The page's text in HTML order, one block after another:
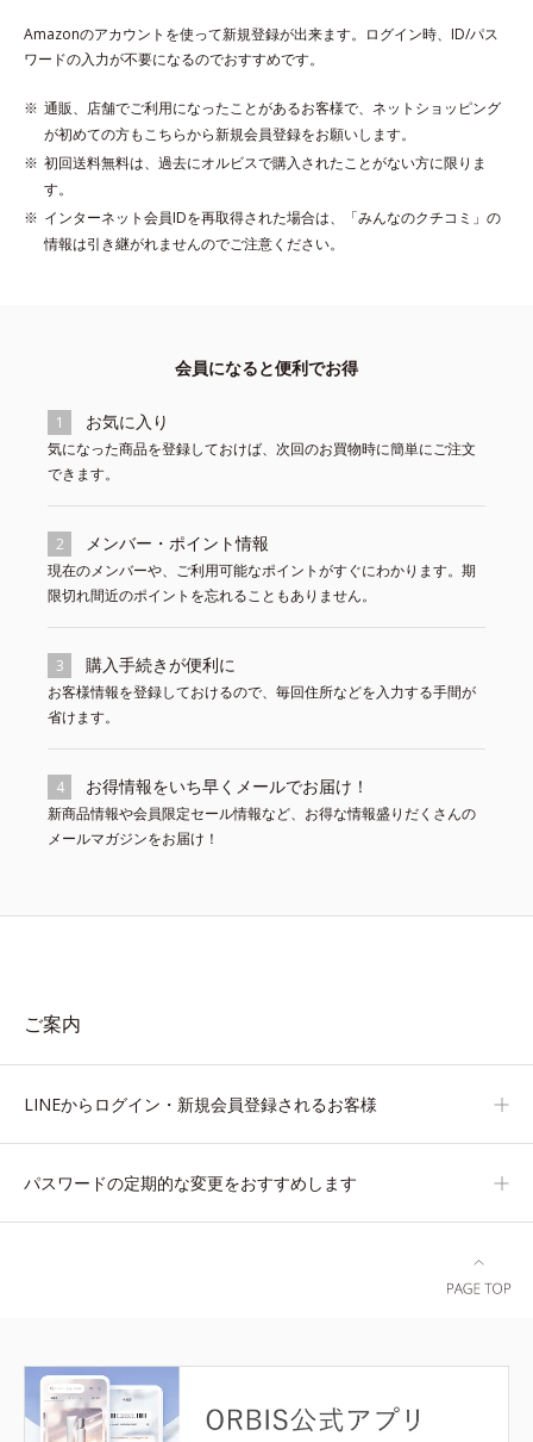
Amazonのアカウントを使って新規登録が出来ます。ログイン時、ID/パス
ワードの入力が不要になるのでおすすめです。
通販、店舗でご利用になったことがあるお客様で、ネットショッピング
が初めての方もこちらから新規会員登録をお願いします。
初回送料無料は、過去にオルビスで購入されたことがない方に限りま
す。
インターネット会員IDを再取得された場合は、「みんなのクチコミ」の
情報は引き継がれませんのでご注意ください。
会員になると便利でお得
1 お気に入り
気になった商品を登録しておけば、次回のお買物時に簡単にご注文
できます。
2 メンバー・ポイント情報
現在のメンバーや、ご利用可能なポイントがすぐにわかります。期
限切れ間近のポイントを忘れることもありません。
3 購入手続きが便利に
お客様情報を登録しておけるので、毎回住所などを入力する手間が
省けます。
4 お得情報をいち早くメールでお届け！
新商品情報や会員限定セール情報など、お得な情報盛りだくさんの
メールマガジンをお届け！
ご案内
LINEからログイン・新規会員登録されるお客様
パスワードの定期的な変更をおすすめします